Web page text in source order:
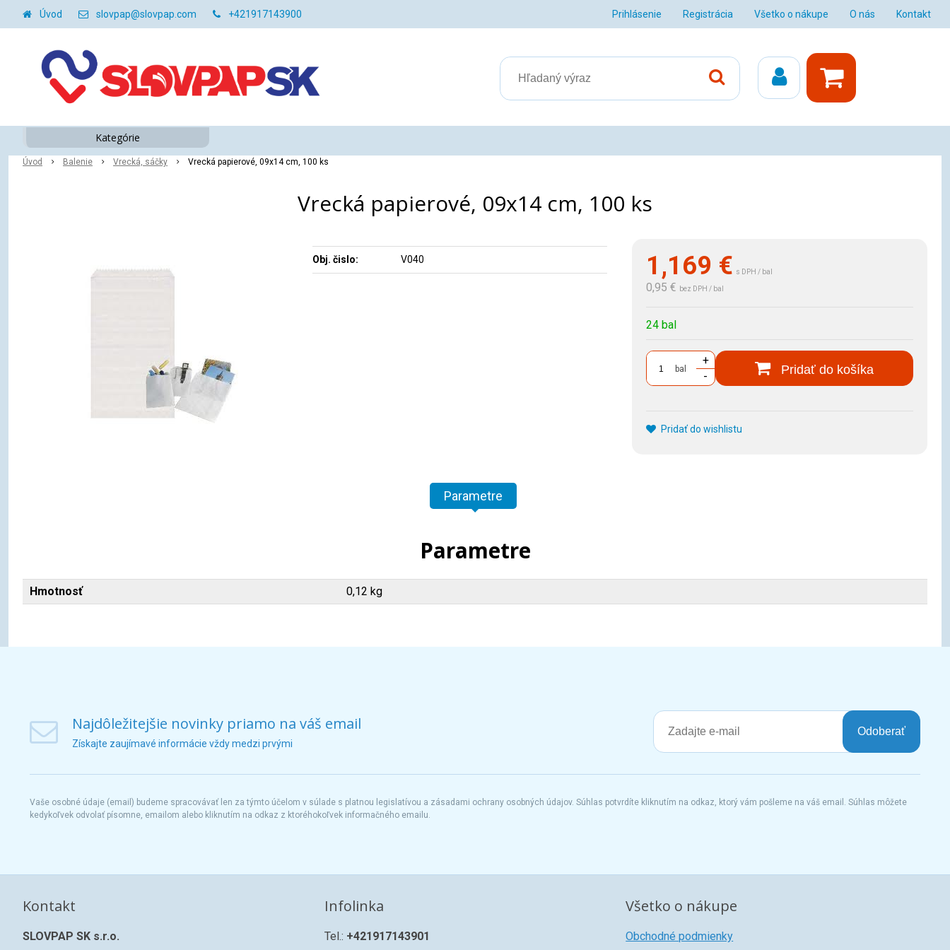
Úvod slovpap@slovpap.com +421917143900 Prihlásenie Registrácia Všetko o nákupe O nás Kontakt
Úvod Balenie Vrecká, sáčky Vrecká papierové, 09x14 cm, 100 ks
Vrecká papierové, 09x14 cm, 100 ks
1,169 € s DPH / bal
0,95 € bez DPH / bal
24 bal
bal
+
-
Pridať do košíka
Pridať do wishlistu
Obj. čislo: V040
Parametre
Parametre
Hmotnosť 0,12 kg
Kategórie
Najdôležitejšie novinky priamo na váš email
Získajte zaujímavé informácie vždy medzi prvými
Odoberať
Vaše osobné údaje (email) budeme spracovávať len za týmto účelom v súlade s platnou legislatívou a zásadami ochrany osobných údajov. Súhlas potvrdíte kliknutím na odkaz, ktorý vám pošleme na váš email. Súhlas môžete
kedykoľvek odvolať písomne, emailom alebo kliknutím na odkaz z ktoréhokoľvek informačného emailu.
Kontakt
SLOVPAP SK s.r.o.
Infolinka
Tel.: +421917143901
Všetko o nákupe
Obchodné podmienky